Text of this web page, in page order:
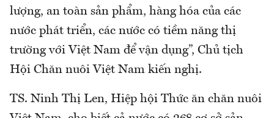
lượng, an toàn sản phẩm, hàng hóa của các
nước phát triển, các nước có tiềm năng thị
trường với Việt Nam để vận dụng”, Chủ tịch
Hội Chăn nuôi Việt Nam kiến nghị.
TS. Ninh Thị Len, Hiệp hội Thức ăn chăn nuôi